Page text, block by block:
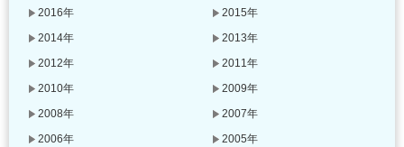
2016年
2015年
2014年
2013年
2012年
2011年
2010年
2009年
2008年
2007年
2006年
2005年